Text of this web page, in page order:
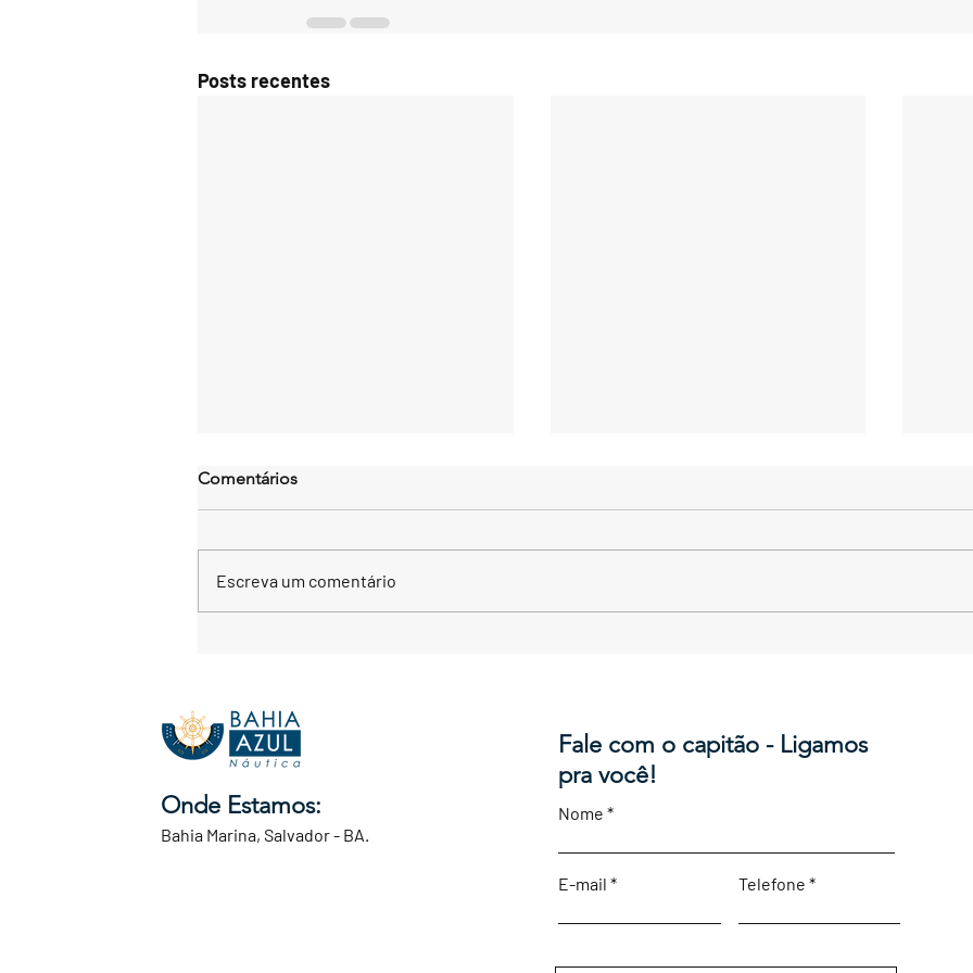
Posts recentes
Comentários
Escreva um comentário
Onde Estamos:
Bahia Marina, Salvador - BA.
Fale com o capitão - Ligamos
pra você!
Nome
E-mail Telefone